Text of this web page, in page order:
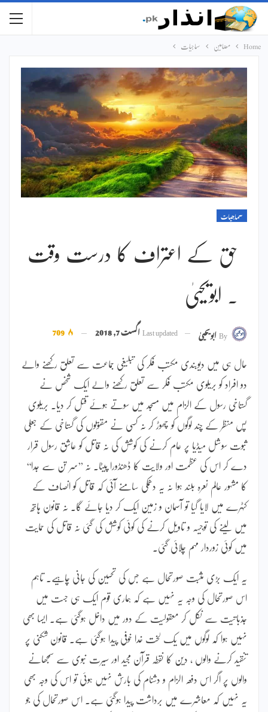
Home مضامین سماجیات
سماجیات
حق کے اعتراف کا درست وقت
۔ ابویحییٰ
Byابویحییٰ Last updatedاگست 7, 2018
حال ہی میں دیوبندی مکتب فکر کی تبلیغی جماعت سے تعلق رکھنے والے
دو افراد کو بریلوی مکتب فکر سے تعلق رکھنے والے ایک شخص نے
گستاخی رسول کے الزام میں مسجد میں سوتے ہوئے قتل کر دیا۔ بریلوی
پس منظر کے چند لوگوں کو چھوڑ کر نہ کسی نے مقتولوں کی گستاخی کے جعلی
ثبوت سوشل میڈیا پر عام کرنے کی کوشش کی نہ قاتل کو عاشق رسول قرار
دے کر اس کی عظمت اور ولایت کا ڈھنڈورا پیٹا۔ نہ ’’سر تن سے جدا‘‘
کا مشہور عالم نعرہ بلند ہوا نہ یہ دھمکی سامنے آئی کہ قاتل کو انصاف کے
کٹہرے میں لایا گیا تو آسمان و زمین ایک کر دیا جائے گا۔ نہ قانون ہاتھ
میں لینے کی توجیہہ و تاویل کرنے کی کوئی کوشش کی گئی نہ قاتل کی حمایت
میں کوئی زوردار مہم چلائی گئی۔
یہ ایک بڑی مثبت صورتحال ہے جس کی تحسین کی جانی چاہیے۔ تاہم
اس صورتحال کی وجہ یہ نہیں ہے کہ ہماری قوم ایک ہی جست میں
جذباتیت سے نکل کر معقولیت کے دور میں داخل ہوگئی ہے۔ ایسا بھی
نہیں ہوا کہ لوگوں میں یک لخت خدا خوفی پیدا ہوگئی ہے۔ قانون شکنی پر
تنقید کرنے والوں ، دین کا نقطہ قرآن مجید اور سیرت نبوی سے سمجھانے
والوں پر اگر اس دفعہ الزام و دشنام کی بارش نہیں ہوئی تو اس کی وجہ بھی
یہ نہیں کہ معاشرے میں برداشت پیدا ہوگئی ہے۔ اس صورتحال کی جو